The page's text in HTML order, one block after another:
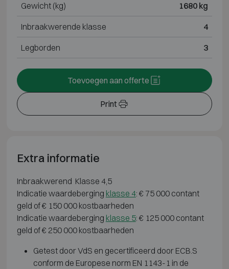
Gewicht (kg) 1680 kg
Inbraakwerende klasse 4
Legborden 3
Print
Toevoegen aan offerte
Extra informatie
Inbraakwerend Klasse 4,5
Indicatie waardeberging klasse 4: € 75 000 contant
geld of € 150 000 kostbaarheden
Indicatie waardeberging klasse 5: € 125 000 contant
geld of € 250 000 kostbaarheden
Getest door VdS en gecertificeerd door ECB.S
conform de Europese norm EN 1143-1 in de